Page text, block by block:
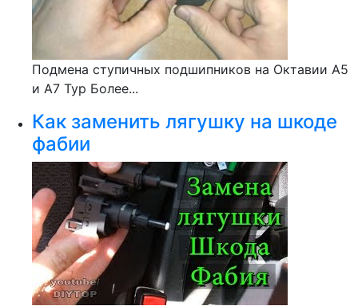
Подмена ступичных подшипников на Октавии А5
и А7 Тур Более...
Как заменить лягушку на шкоде
фабии